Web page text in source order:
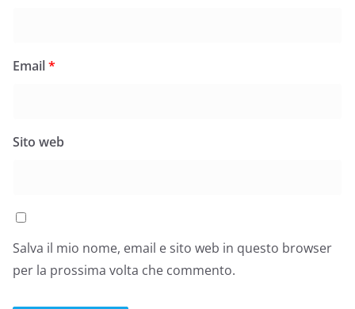
Email*
Sito web
Salva il mio nome, email e sito web in questo browser
per la prossima volta che commento.